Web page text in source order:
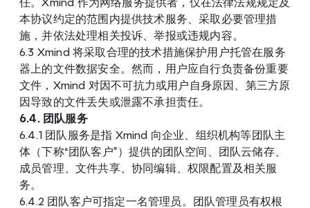
任。Xmind 作为网络服务提供者，仅在法律法规规定及
本协议约定的范围内提供技术服务、采取必要管理措
施，并依法处理相关投诉、举报或违规内容。
6.3 Xmind 将采取合理的技术措施保护用户托管在服务
器上的文件数据安全。然而，用户应自行负责备份重要
文件，Xmind 对因不可抗力或用户自身原因、第三方原
因导致的文件丢失或泄露不承担责任。
6.4. 团队服务
6.4.1 团队服务是指 Xmind 向企业、组织机构等团队主
体（下称“团队客户”）提供的团队空间、团队云储存、
成员管理、文件共享、协同编辑、 权限配置及相关服
务。
6.4.2 团队客户可指定一名管理员。团队管理员有权根